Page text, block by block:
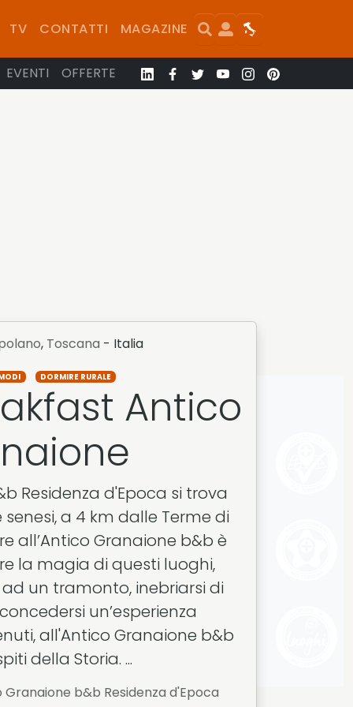
TV CONTATTI MAGAZINE Search
User Map
EVENTI OFFERTE
, Toscana - Italia
DORMIRE RURALE
Antico
Residenza d'Epoca si trova
a 4 km dalle Terme di
all’Antico Granaione b&b è
la magia di questi luoghi,
un tramonto, inebriarsi di
un’esperienza
all'Antico Granaione b&b
della Storia. ...
b&b Residenza d'Epoca